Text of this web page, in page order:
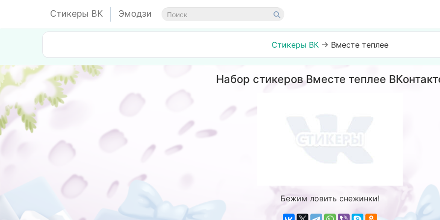
Стикеры ВК Эмодзи
Стикеры ВК → Вместе теплее
Набор стикеров Вместе теплее
Бежим ловить снежинки!